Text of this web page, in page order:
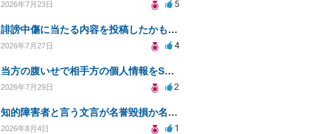
2026年7月23日 5
誹謗中傷に当たる内容を投稿したかもしれない。開示請求や民事刑事裁判に発展しうるのか教えて欲しい。
2026年7月27日 4
当方の腹いせで相手方の個人情報をSNSで晒してしまい名誉毀損させてしまったかもしれない
2026年7月29日 2
知的障害者と言う文言が名誉毀損か名誉感情の侵害になるか教えてほしい。
2026年8月4日 1